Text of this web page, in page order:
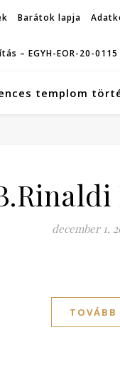
Barátok lapja
– EGYH-EOR-20-
templom
december 1,
TOVÁBB